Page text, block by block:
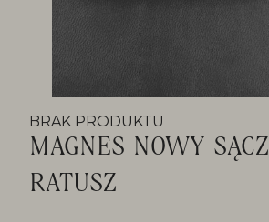
BRAK PRODUKTU
MAGNES NOWY SĄCZ
RATUSZ